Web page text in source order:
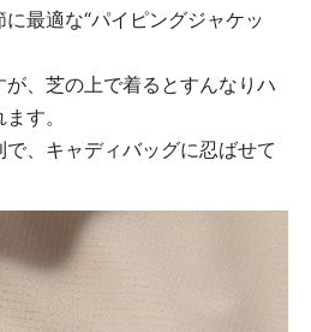
最適な“パイピングジャケッ
、芝の上で着るとすんなりハ
す。
、キャディバッグに忍ばせて